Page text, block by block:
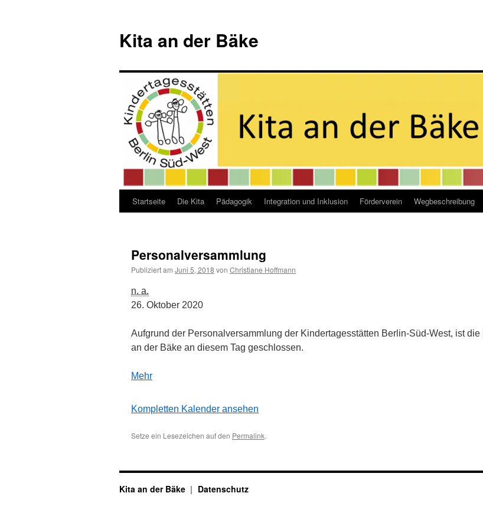
Kita an der Bäke
Zum
Startseite Die Kita Pädagogik Integration und Inklusion Förderverein Wegbeschreibung
Personalversammlung
Publiziert am Juni 5, 2018 von Christiane Hoffmann
Personalversammlung
n. a.
26. Oktober 2020
Aufgrund der Personalversammlung der Kindertagesstätten Berlin-Süd-West, ist die
an der Bäke an diesem Tag geschlossen.
Mehrüber
Kompletten Kalender ansehen
Setze ein Lesezeichen auf den Permalink.
Kita an der Bäke Datenschutz